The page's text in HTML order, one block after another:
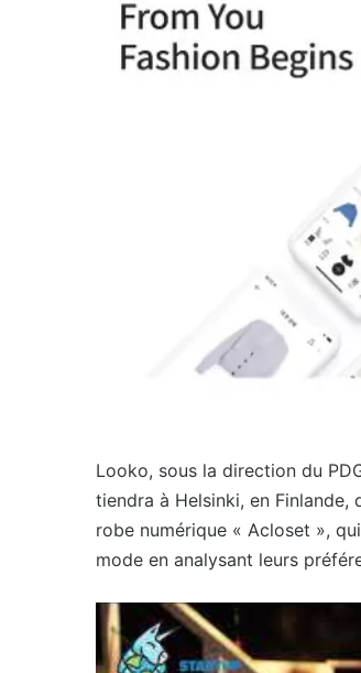
Looko, sous la direction du
tiendra à Helsinki, en
robe numérique « Acloset »,
mode en analysant leurs